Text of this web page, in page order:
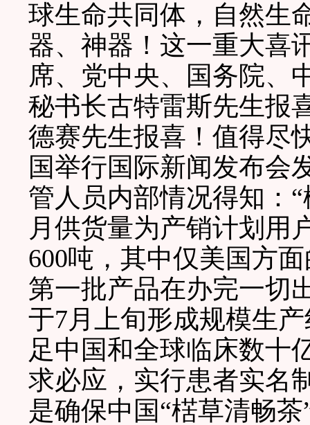
球生命共同体，自然生
器、神器！这一重大喜
席、党中央、国务院、
秘书长古特雷斯先生报
德赛先生报喜！值得尽
国举行国际新闻发布会
管人员内部情况得知：
月供货量为产销计划用
600吨，其中仅美国方
第一批产品在办完一切
于7月上旬形成规模生
足中国和全球临床数十
求必应，实行患者实名
是确保中国“楛草清畅